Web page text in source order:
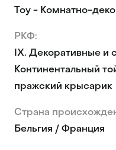
Toy - Комнатно-
РКФ:
IX. Декоративные и
Континентальный
пражский крысарик
Страна
Бельгия / Франция